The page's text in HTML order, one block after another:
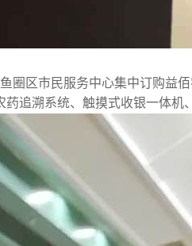
鱼圈区市民服务中心集中订购益
追溯系统、触摸式收银一体机